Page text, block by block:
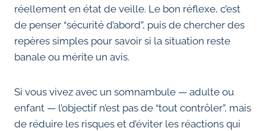
réellement en état de veille. Le bon réflexe, c’est
de penser “sécurité d’abord”, puis de chercher des
repères simples pour savoir si la situation reste
banale ou mérite un avis.
Si vous vivez avec un somnambule — adulte ou
enfant — l’objectif n’est pas de “tout contrôler”, mais
de réduire les risques et d’éviter les réactions qui